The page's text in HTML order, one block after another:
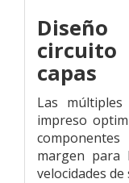
capas
Las
impreso
margen para
velocidades de